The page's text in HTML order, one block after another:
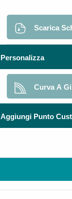
Scarica
Personalizza
Curva A
Aggiungi Punto